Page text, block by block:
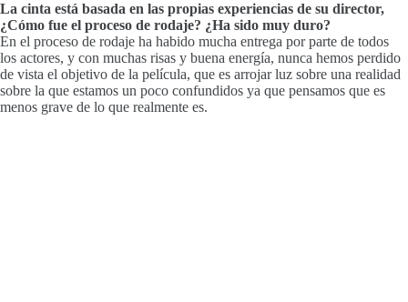
La cinta está basada en las propias experiencias de su director,
¿Cómo fue el proceso de rodaje? ¿Ha sido muy duro?
En el proceso de rodaje ha habido mucha entrega por parte de todos
los actores, y con muchas risas y buena energía, nunca hemos perdido
de vista el objetivo de la película, que es arrojar luz sobre una realidad
sobre la que estamos un poco confundidos ya que pensamos que es
menos grave de lo que realmente es.